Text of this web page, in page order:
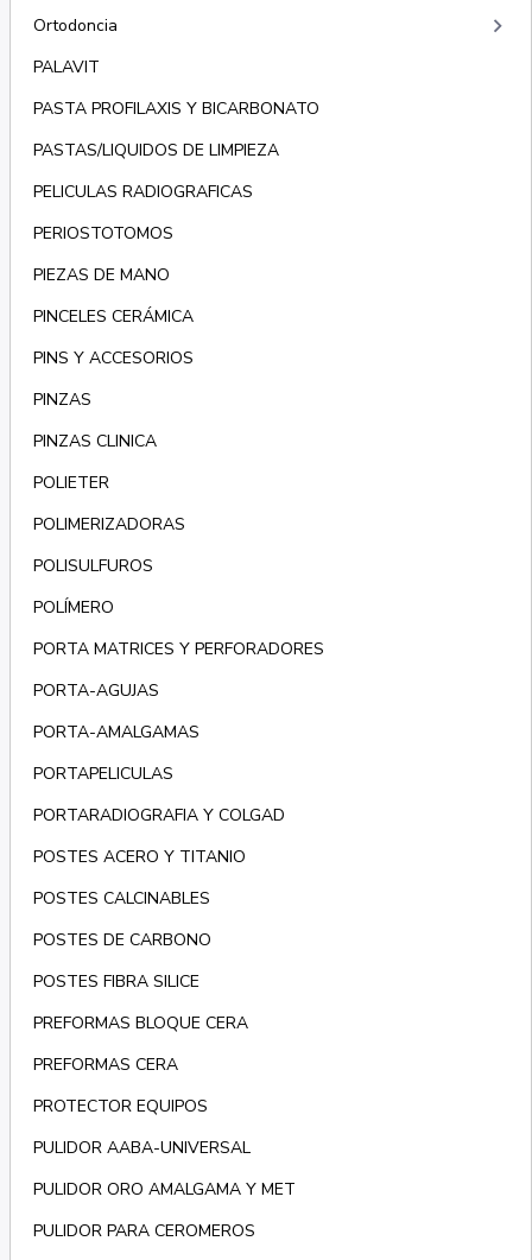
Ortodoncia keyboard_arrow_right
PALAVIT
PASTA PROFILAXIS Y BICARBONATO
PASTAS/LIQUIDOS DE LIMPIEZA
PELICULAS RADIOGRAFICAS
PERIOSTOTOMOS
PIEZAS DE MANO
PINCELES CERÁMICA
PINS Y ACCESORIOS
PINZAS
PINZAS CLINICA
POLIETER
POLIMERIZADORAS
POLISULFUROS
POLÍMERO
PORTA MATRICES Y PERFORADORES
PORTA-AGUJAS
PORTA-AMALGAMAS
PORTAPELICULAS
PORTARADIOGRAFIA Y COLGAD
POSTES ACERO Y TITANIO
POSTES CALCINABLES
POSTES DE CARBONO
POSTES FIBRA SILICE
PREFORMAS BLOQUE CERA
PREFORMAS CERA
PROTECTOR EQUIPOS
PULIDOR AABA-UNIVERSAL
PULIDOR ORO AMALGAMA Y MET
PULIDOR PARA CEROMEROS